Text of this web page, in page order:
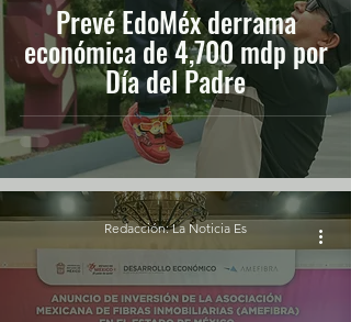
Prevé EdoMéx derrama
económica de 4,700 mdp por
Día del Padre
Redacción: La Noticia Es